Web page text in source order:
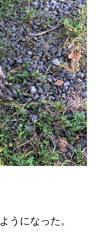
うになった。